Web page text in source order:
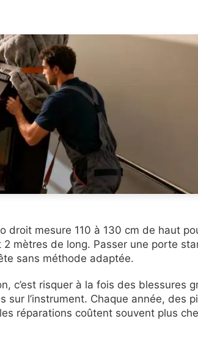
droit mesure 110 à 130 cm de haut
mètres de long. Passer une porte
sans méthode adaptée.
c’est risquer à la fois des blessures
l’instrument. Chaque année, des
réparations coûtent souvent plus